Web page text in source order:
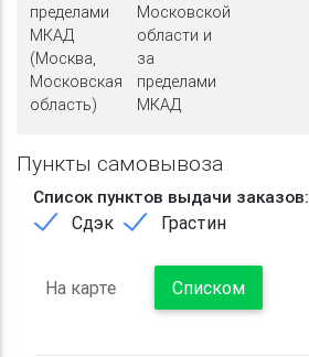
пределами
МКАД
(Москва,
Московская
область)
Московской
области и
за
пределами
МКАД
Пункты самовывоза
Список пунктов выдачи заказов:
Сдэк Грастин
На карте Списком